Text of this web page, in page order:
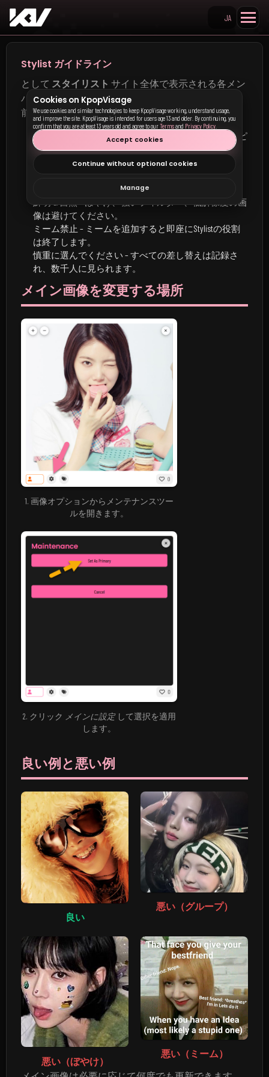
Search KpopVisage
JA
Stylist ガイドライン
として スタイリスト サイト全体で表示される各メン
バーのメイン画像を設定できます。変更を保存する
前に、次のルールに従ってください:
顔を優先 – メンバーの顔がはっきりと写っている、ピ
ントの合った写真。
単独のみ – 他の顔やグループ写真は不可。
文字少なめ – キャプション/透かしは不可（雑誌の表
鮮明 & 自然 – ぼやけ、強いフィルター、低解像度の画
像は避けてください。
ミーム禁止 – ミームを追加すると即座にStylistの役割
は終了します。
慎重に選んでください – すべての差し替えは記録さ
れ、数千人に見られます。
メイン画像を変更する場所
1. 画像オプションからメンテナンスツー
ルを開きます。
2. クリック メインに設定して選択を適用
します。
良い例と悪い例
良い
悪い（グループ）
悪い（ぼやけ）
悪い（ミーム）
Cookies on KpopVisage
We use cookies and similar technologies to keep KpopVisage working, understand usage,
and improve the site. KpopVisage is intended for users age 13 and older. By continuing, you
confirm that you are at least 13 years old and agree to ourTermsand Privacy Policy
Accept cookies
Continue without optional cookies
Manage